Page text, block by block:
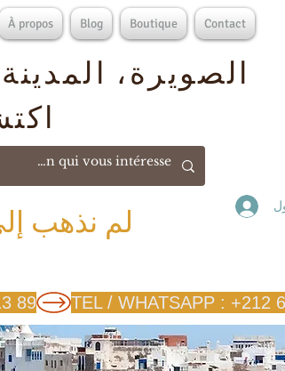
À propos Blog Boutique Contact
الصويرة،
لم نذهب